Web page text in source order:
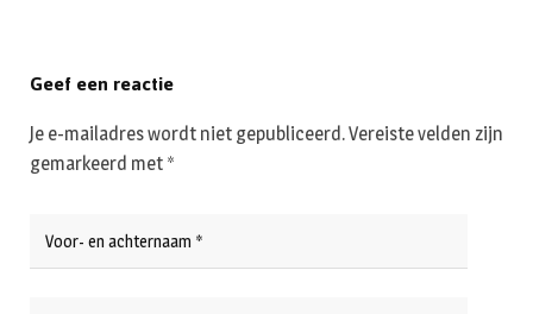
Geef een reactie
Je e-mailadres wordt niet gepubliceerd.Vereiste velden zijn
gemarkeerd met *